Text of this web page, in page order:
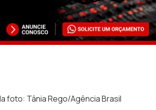
foto: Tânia Rego/Agência Brasil